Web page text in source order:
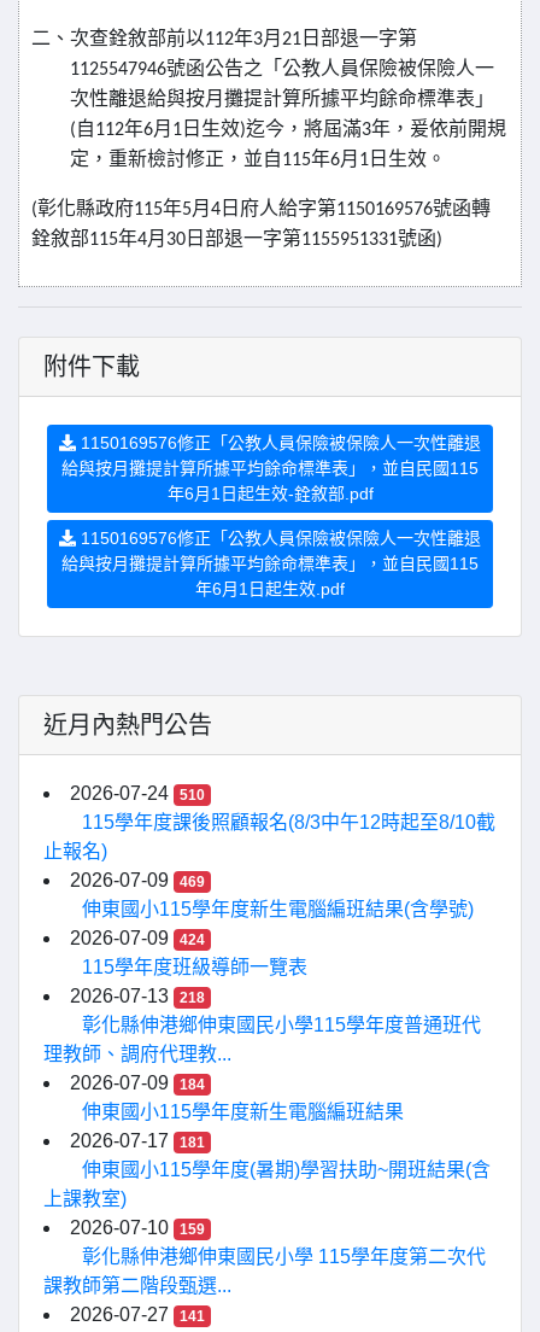
二、次查銓敘部前以112年3月 21 日部退一字第
1125547946號函公告之「公教人員保險被保險人一
次性離退給與按月攤提計算所據平均餘命標準表」
(自112年6月 1 日生效)迄今，將屆滿3年，爰依前開規
定，重新檢討修正，並自115年6月 1 日生效。
(彰化縣政府115年5月 4 日府人給字第1150169576號函轉
銓敘部115年4月 30 日部退一字第1155951331號函)
附件下載
1150169576修正「公教人員保險被保險人一次性離退
給與按月攤提計算所據平均餘命標準表」，並自民國115
年6月1日起生效-銓敘部.pdf
1150169576修正「公教人員保險被保險人一次性離退
給與按月攤提計算所據平均餘命標準表」，並自民國115
年6月1日起生效.pdf
近月內熱門公告
2026-07-24 510
115學年度課後照顧報名(8/3中午12時起至8/10截
止報名)
2026-07-09
469
伸東國小115學年度新生電腦編班結果(含學號)
2026-07-09
424
115學年度班級導師一覽表
2026-07-13
218
彰化縣伸港鄉伸東國民小學115學年度普通班代
理教師、調府代理教...
2026-07-09
184
伸東國小115學年度新生電腦編班結果
2026-07-17
181
伸東國小115學年度(暑期)學習扶助~開班結果(含
上課教室)
2026-07-10
159
彰化縣伸港鄉伸東國民小學 115學年度第二次代
課教師第二階段甄選...
2026-07-27
141